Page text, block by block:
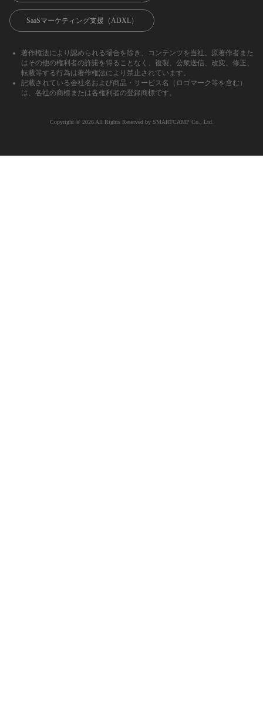
SaaSマーケティング支援（ADXL）
著作権法により認められる場合を除き、コンテンツを当社、原著作者また
はその他の権利者の許諾を得ることなく、複製、公衆送信、改変、修正、
転載等する行為は著作権法により禁止されています。
記載されている会社名および商品・サービス名（ロゴマーク等を含む）
は、各社の商標または各権利者の登録商標です。
Copyright ©︎ 2026 All Rights Reserved by SMARTCAMP Co., Ltd.